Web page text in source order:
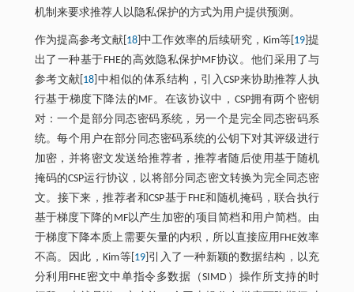
机制来要求推荐人以隐私保护的方式为用户提供预测。
作为提高参考文献[ 18 ]中工作效率的后续研究，Kim等[ 19 ]提
出了一种基于FHE的高效隐私保护MF协议。他们采用了与
参考文献[ 18 ]中相似的体系结构，引入CSP来协助推荐人执
行基于梯度下降法的MF。在该协议中，CSP拥有两个密钥
对：一个是部分同态密码系统，另一个是完全同态密码系
统。每个用户在部分同态密码系统的公钥下对其评级进行
加密，并将密文发送给推荐者，推荐者随后使用基于随机
掩码的CSP运行协议，以将部分同态密文转换为完全同态密
文。接下来，推荐者和CSP基于FHE和随机掩码，联合执行
基于梯度下降的MF以产生加密的项目简档和用户简档。由
于梯度下降本质上需要矢量的内积，所以直接应用FHE效率
不高。因此，Kim等[ 19 ]引入了一种新颖的数据结构，以充
分利用FHE密文中单指令多数据（SIMD）操作所支持的时